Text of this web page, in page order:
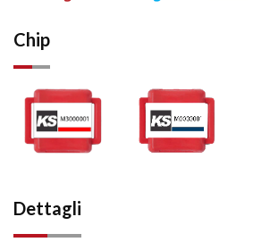
Chip
Dettagli